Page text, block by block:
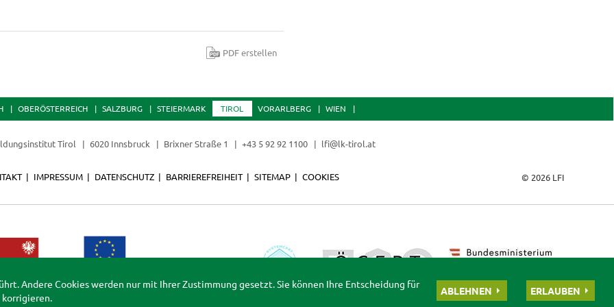
PDF erstellen
OBERÖSTERREICH SALZBURG STEIERMARK TIROL VORARLBERG WIEN
Tirol 6020 Innsbruck Brixner Straße 1 +43 5 92 92 1100 lfi@lk-tirol.at
© 2026 LFI
IMPRESSUM DATENSCHUTZ BARRIEREFREIHEIT SITEMAP COOKIES
Andere Cookies werden nur mit Ihrer Zustimmung gesetzt. Sie können Ihre Entscheidung für
ABLEHNEN ERLAUBEN